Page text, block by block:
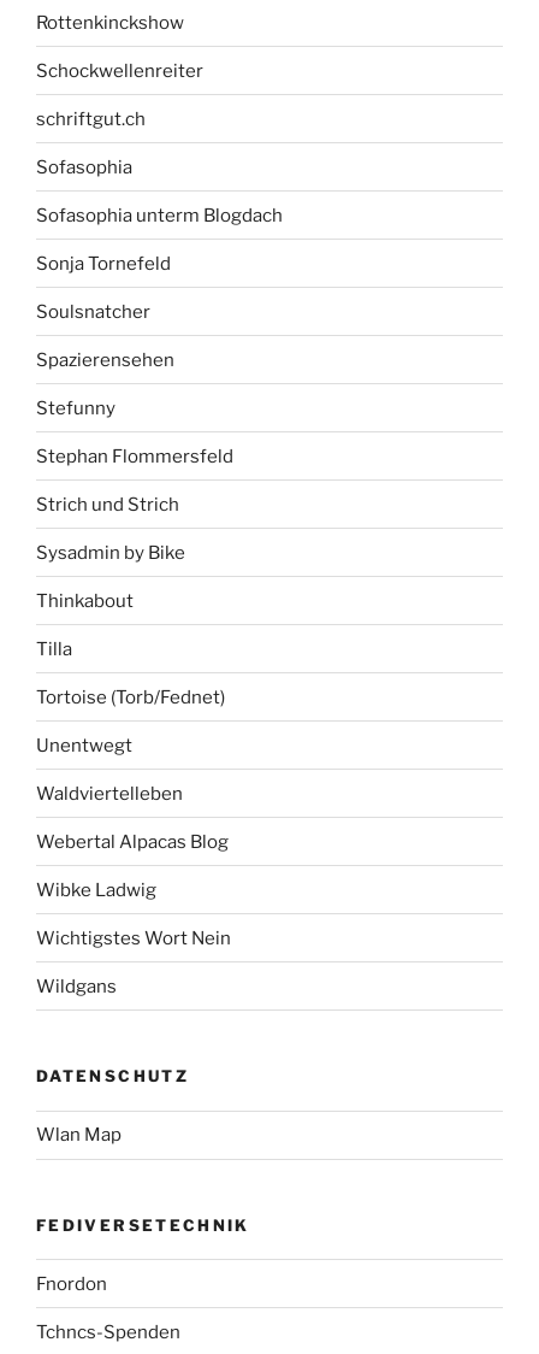
Rottenkinckshow
Schockwellenreiter
schriftgut.ch
Sofasophia
Sofasophia unterm Blogdach
Sonja Tornefeld
Soulsnatcher
Spazierensehen
Stefunny
Stephan Flommersfeld
Strich und Strich
Sysadmin by Bike
Thinkabout
Tilla
Tortoise (Torb/Fednet)
Unentwegt
Waldviertelleben
Webertal Alpacas Blog
Wibke Ladwig
Wichtigstes Wort Nein
Wildgans
DATENSCHUTZ
Wlan Map
FEDIVERSETECHNIK
Fnordon
Tchncs-Spenden